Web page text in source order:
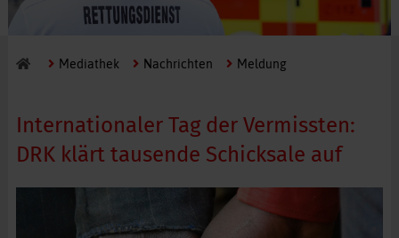
Mediathek Nachrichten Meldung
Internationaler Tag der Vermissten:
DRK klärt tausende Schicksale auf